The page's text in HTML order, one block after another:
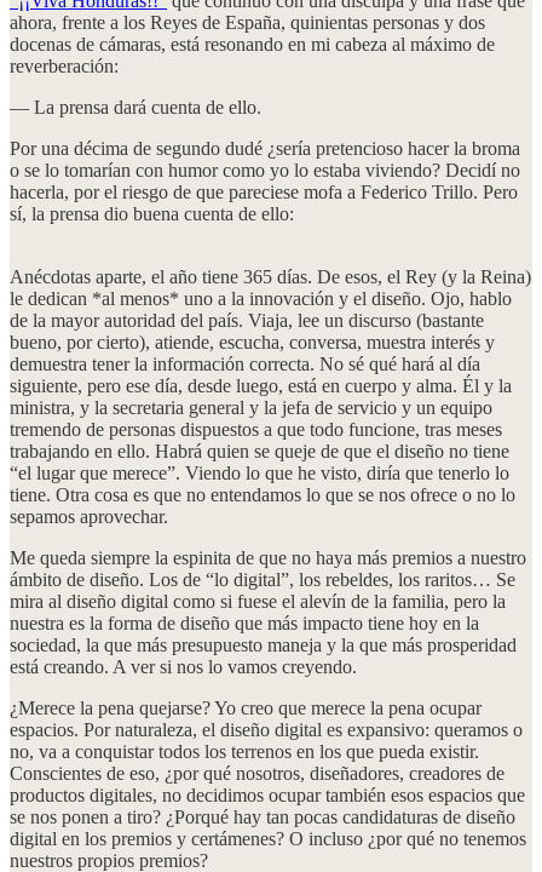
ahora, frente a los Reyes de España, quinientas personas y dos
docenas de cámaras, está resonando en mi cabeza al máximo de
reverberación:
— La prensa dará cuenta de ello.
Por una décima de segundo dudé ¿sería pretencioso hacer la broma
o se lo tomarían con humor como yo lo estaba viviendo? Decidí no
hacerla, por el riesgo de que pareciese mofa a Federico Trillo. Pero
sí, la prensa dio buena cuenta de ello:
Anécdotas aparte, el año tiene 365 días. De esos, el Rey (y la Reina)
le dedican *al menos* uno a la innovación y el diseño. Ojo, hablo
de la mayor autoridad del país. Viaja, lee un discurso (bastante
bueno, por cierto), atiende, escucha, conversa, muestra interés y
demuestra tener la información correcta. No sé qué hará al día
siguiente, pero ese día, desde luego, está en cuerpo y alma. Él y la
ministra, y la secretaria general y la jefa de servicio y un equipo
tremendo de personas dispuestos a que todo funcione, tras meses
trabajando en ello. Habrá quien se queje de que el diseño no tiene
“el lugar que merece”. Viendo lo que he visto, diría que tenerlo lo
tiene. Otra cosa es que no entendamos lo que se nos ofrece o no lo
sepamos aprovechar.
Me queda siempre la espinita de que no haya más premios a nuestro
ámbito de diseño. Los de “lo digital”, los rebeldes, los raritos… Se
mira al diseño digital como si fuese el alevín de la familia, pero la
nuestra es la forma de diseño que más impacto tiene hoy en la
sociedad, la que más presupuesto maneja y la que más prosperidad
está creando. A ver si nos lo vamos creyendo.
¿Merece la pena quejarse? Yo creo que merece la pena ocupar
espacios. Por naturaleza, el diseño digital es expansivo: queramos o
no, va a conquistar todos los terrenos en los que pueda existir.
Conscientes de eso, ¿por qué nosotros, diseñadores, creadores de
productos digitales, no decidimos ocupar también esos espacios que
se nos ponen a tiro? ¿Porqué hay tan pocas candidaturas de diseño
digital en los premios y certámenes? O incluso ¿por qué no tenemos
nuestros propios premios?